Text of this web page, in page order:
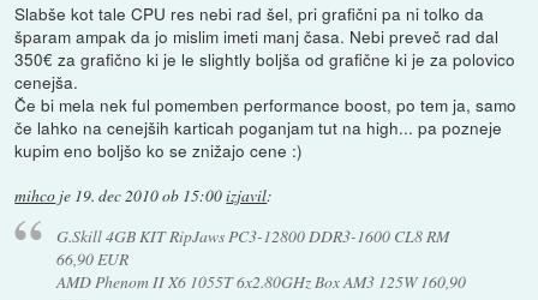
Slabše kot tale CPU res nebi rad šel, pri grafični pa ni tolko da
šparam ampak da jo mislim imeti manj časa. Nebi preveč rad dal
350€ za grafično ki je le slightly boljša od grafične ki je za polovico
cenejša.
Če bi mela nek ful pomemben performance boost, po tem ja, samo
če lahko na cenejših karticah poganjam tut na high... pa pozneje
kupim eno boljšo ko se znižajo cene :)
mihco je 19. dec 2010 ob 15:00izjavil:
G.Skill 4GB KIT RipJaws PC3-12800 DDR3-1600 CL8 RM
66,90 EUR
AMD Phenom II X6 1055T 6x2.80GHz Box AM3 125W 160,90